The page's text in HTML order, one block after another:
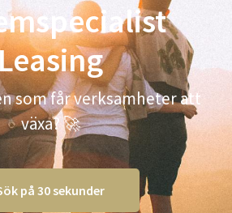
som får verksamheter att
växa? 🚀
på 30 sekunder